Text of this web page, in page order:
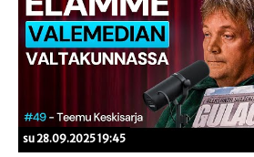
su 28.09.2025 19:45